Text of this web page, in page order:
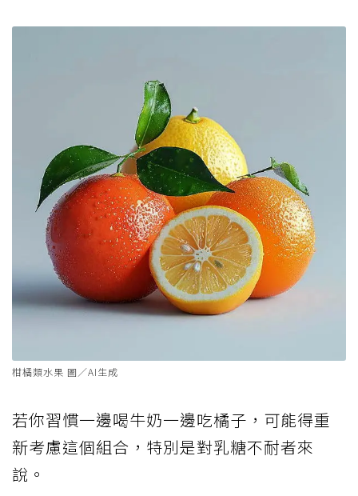
柑橘類水果 圖／AI生成
若你習慣一邊喝牛奶一邊吃橘子，可能得重
新考慮這個組合，特別是對乳糖不耐者來
說。